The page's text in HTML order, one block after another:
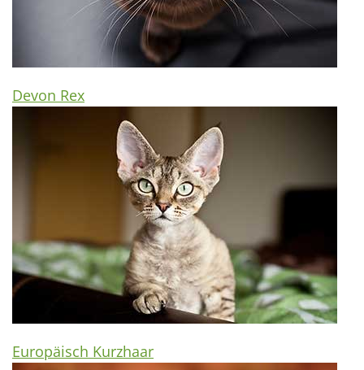
Devon Rex
Europäisch Kurzhaar